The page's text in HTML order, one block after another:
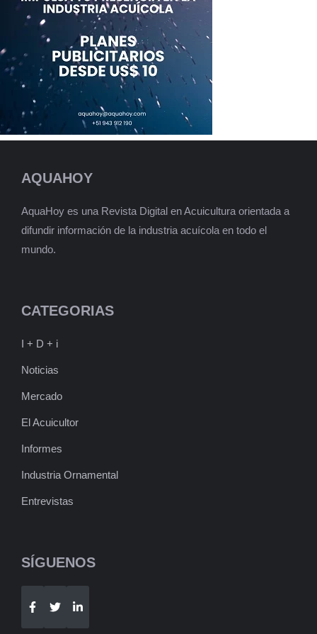
AQUAHOY
AquaHoy es una Revista Digital en Acuicultura orientada a
difundir información de la industria acuícola en todo el
mundo.
CATEGORIAS
I + D + i
Noticias
Mercado
El Acuicultor
Informes
Industria Ornamental
Entrevistas
SÍGUENOS
Telegram